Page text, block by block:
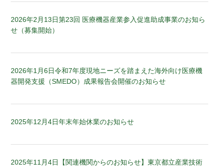
2026年2月13日第23回 医療機器産業参入促進助成事業のお知ら
せ（募集開始）
2026年1月6日令和7年度現地ニーズを踏まえた海外向け医療機
器開発支援（SMEDO）成果報告会開催のお知らせ
2025年12月4日年末年始休業のお知らせ
2025年11月4日
【関連機関からのお知らせ】東京都立産業技術